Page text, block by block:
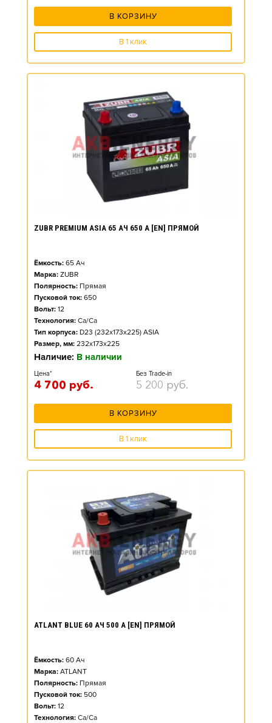
В КОРЗИНУ
В 1 клик
ZUBR PREMIUM ASIA 65 АЧ 650 А [EN] ПРЯМОЙ
Ёмкость: 65 Ач
Марка: ZUBR
Полярность: Прямая
Пусковой ток: 650
Вольт: 12
Технология: Ca/Ca
Тип корпуса: D23 (232x173x225) ASIA
Размер, мм: 232x173x225
Наличие: В наличии
Цена*
4 700 руб.
Без Trade-in
5 200 руб.
В КОРЗИНУ
В 1 клик
ATLANT BLUE 60 АЧ 500 А [EN] ПРЯМОЙ
Ёмкость: 60 Ач
Марка: ATLANT
Полярность: Прямая
Пусковой ток: 500
Вольт: 12
Технология: Ca/Ca